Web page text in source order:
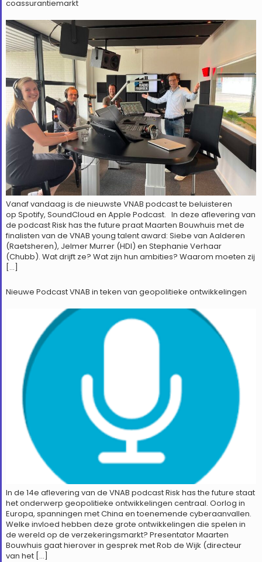
coassurantiemarkt
Vanaf vandaag is de nieuwste VNAB podcast te beluisteren
op Spotify, SoundCloud en Apple Podcast. In deze aflevering van
de podcast Risk has the future praat Maarten Bouwhuis met de
finalisten van de VNAB young talent award: Siebe van Aalderen
(Raetsheren), Jelmer Murrer (HDI) en Stephanie Verhaar
(Chubb). Wat drijft ze? Wat zijn hun ambities? Waarom moeten zij
[…]
Nieuwe Podcast VNAB in teken van geopolitieke ontwikkelingen
In de 14e aflevering van de VNAB podcast Risk has the future staat
het onderwerp geopolitieke ontwikkelingen centraal. Oorlog in
Europa, spanningen met China en toenemende cyberaanvallen.
Welke invloed hebben deze grote ontwikkelingen die spelen in
de wereld op de verzekeringsmarkt? Presentator Maarten
Bouwhuis gaat hierover in gesprek met Rob de Wijk (directeur
van het […]